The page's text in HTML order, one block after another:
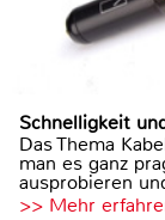
Schnelligkeit
Das Thema
man es ganz
ausprobieren
>> Mehr